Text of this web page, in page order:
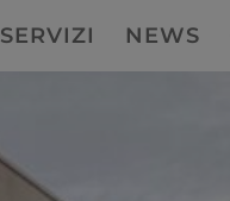
SERVIZI NEWS